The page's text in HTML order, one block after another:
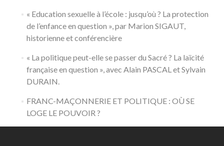
« Education sexuelle à l’école : jusqu’où ? La protection
de l’enfance en question », par Marion SIGAUT,
historienne et conférencière
« La politique peut-elle se passer du Sacré ? La laïcité
française en question », avec Alain PASCAL et Sylvain
DURAIN.
FRANC-MAÇONNERIE ET POLITIQUE : OÙ SE
LOGE LE POUVOIR ?